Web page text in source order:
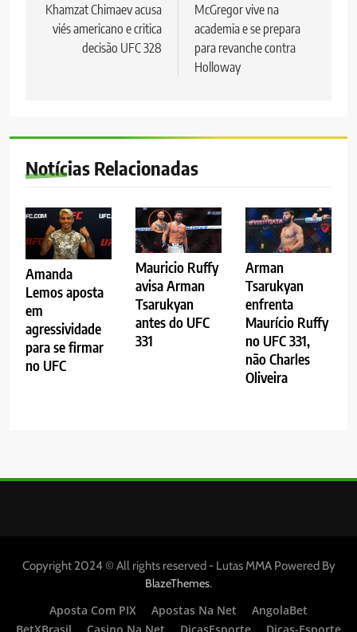
de
Post
Khamzat Chimaev acusa
viés americano e critica
decisão UFC 328
McGregor vive na
academia e se prepara
para revanche contra
Holloway
Notícias Relacionadas
Amanda
Lemos aposta
em
agressividade
para se firmar
no UFC
Mauricio Ruffy
avisa Arman
Tsarukyan
antes do UFC
331
Arman
Tsarukyan
enfrenta
Maurício Ruffy
no UFC 331,
não Charles
Oliveira
Copyright 2024 © All rights reserved - Lutas MMA Powered By
BlazeThemes.
Aposta Com PIX
Apostas Na Net
AngolaBet
BetXBrasil
Casino Na Net DicasEsporte Dicas-Esporte